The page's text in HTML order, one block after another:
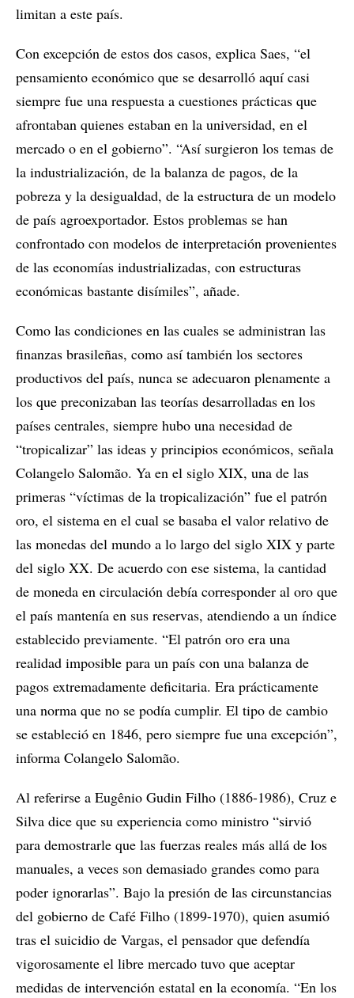
limitan a este país.
Con excepción de estos dos casos, explica Saes, “el
pensamiento económico que se desarrolló aquí casi
siempre fue una respuesta a cuestiones prácticas que
afrontaban quienes estaban en la universidad, en el
mercado o en el gobierno”. “Así surgieron los temas de
la industrialización, de la balanza de pagos, de la
pobreza y la desigualdad, de la estructura de un modelo
de país agroexportador. Estos problemas se han
confrontado con modelos de interpretación provenientes
de las economías industrializadas, con estructuras
económicas bastante disímiles”, añade.
Como las condiciones en las cuales se administran las
finanzas brasileñas, como así también los sectores
productivos del país, nunca se adecuaron plenamente a
los que preconizaban las teorías desarrolladas en los
países centrales, siempre hubo una necesidad de
“tropicalizar” las ideas y principios económicos, señala
Colangelo Salomão. Ya en el siglo XIX, una de las
primeras “víctimas de la tropicalización” fue el patrón
oro, el sistema en el cual se basaba el valor relativo de
las monedas del mundo a lo largo del siglo XIX y parte
del siglo XX. De acuerdo con ese sistema, la cantidad
de moneda en circulación debía corresponder al oro que
el país mantenía en sus reservas, atendiendo a un índice
establecido previamente. “El patrón oro era una
realidad imposible para un país con una balanza de
pagos extremadamente deficitaria. Era prácticamente
una norma que no se podía cumplir. El tipo de cambio
se estableció en 1846, pero siempre fue una excepción”,
informa Colangelo Salomão.
Al referirse a Eugênio Gudin Filho (1886-1986), Cruz e
Silva dice que su experiencia como ministro “sirvió
para demostrarle que las fuerzas reales más allá de los
manuales, a veces son demasiado grandes como para
poder ignorarlas”. Bajo la presión de las circunstancias
del gobierno de Café Filho (1899-1970), quien asumió
tras el suicidio de Vargas, el pensador que defendía
vigorosamente el libre mercado tuvo que aceptar
medidas de intervención estatal en la economía. “En los